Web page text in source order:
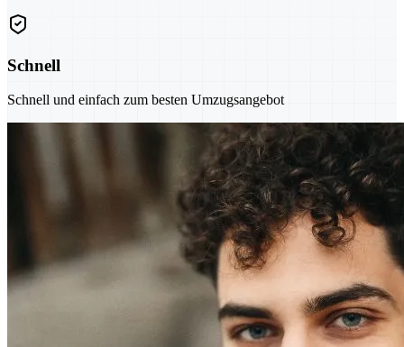
Schnell
Schnell und einfach zum besten Umzugsangebot